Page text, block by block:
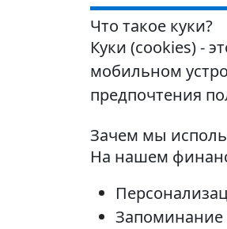
Что такое куки?
Куки (cookies) -
мобильном
предпочтения
Зачем мы
На нашем
Запоминание